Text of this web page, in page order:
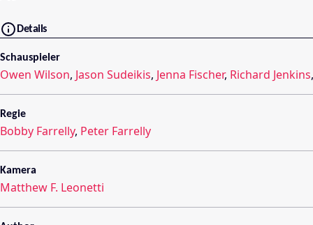
Details
Schauspieler
Owen Wilson, Jason Sudeikis, Jenna Fischer, Richard Jenkins
Regie
Bobby Farrelly, Peter Farrelly
Kamera
Matthew F. Leonetti